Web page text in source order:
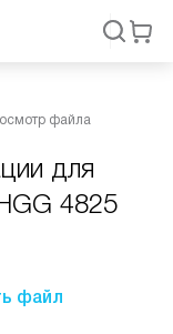
файла
для
4825
файл